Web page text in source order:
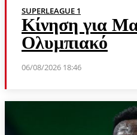
SUPERLEAGUE 1
Κίνηση για
Ολυμπιακό
06/08/2026 18:46